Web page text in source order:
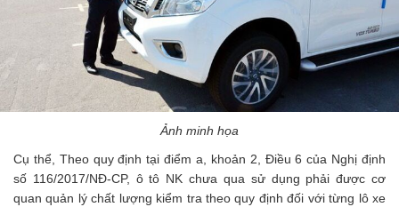
Ảnh minh họa
Cụ thể, Theo quy định tại điểm a, khoản 2, Điều 6 của Nghị định
số 116/2017/NĐ-CP, ô tô NK chưa qua sử dụng phải được cơ
quan quản lý chất lượng kiểm tra theo quy định đối với từng lô xe